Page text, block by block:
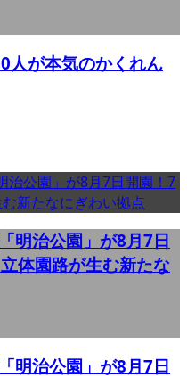
人が本気のかくれん
明治公園」が8月7日
体園路が生む新たな
明治公園」が8月7日